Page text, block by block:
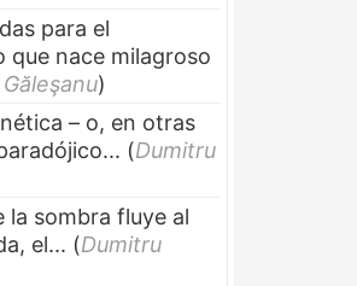
para el
que nace milagroso
)
– o, en otras
(Dumitru
la sombra fluye al
el... (Dumitru